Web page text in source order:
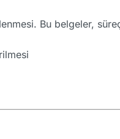
Bu belgeler,